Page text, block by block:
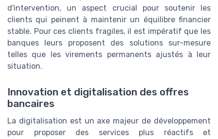
d'intervention, un aspect crucial pour soutenir les
clients qui peinent à maintenir un équilibre financier
stable. Pour ces clients fragiles, il est impératif que les
banques leurs proposent des solutions sur-mesure
telles que les virements permanents ajustés à leur
situation.
Innovation et digitalisation des offres
bancaires
La digitalisation est un axe majeur de développement
pour proposer des services plus réactifs et